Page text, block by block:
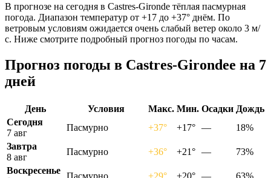
В прогнозе на сегодня в Castres-Gironde тёплая пасмурная
погода. Диапазон температур от +17 до +37° днём. По
ветровым условиям ожидается очень слабый ветер около 3 м/
с. Ниже смотрите подробный прогноз погоды по часам.
Прогноз погоды в Castres-Girondeе на 7
дней
День Условия Макс. Мин. Осадки Дождь
Сегодня
7 авг
Пасмурно +37° +17° —
18%
Завтра
8 авг
Пасмурно +36° +21° —
73%
Воскресенье
Пасмурно +29° +20° —
63%